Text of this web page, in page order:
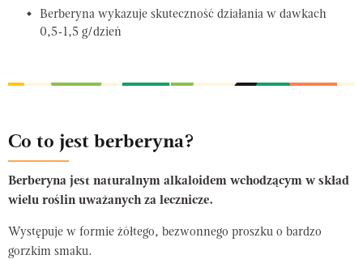
Berberyna wykazuje skuteczność działania w dawkach
0,5-1,5 g/dzień
Co to jest berberyna?
Berberyna jest naturalnym alkaloidem wchodzącym w skład
wielu roślin uważanych za lecznicze.
Występuje w formie żółtego, bezwonnego proszku o bardzo
gorzkim smaku.